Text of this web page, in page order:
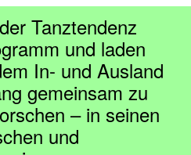
Tanztendenz
und laden
In- und Ausland
gemeinsam zu
– in seinen
und